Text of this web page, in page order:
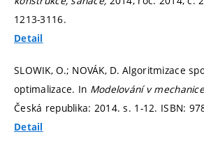
1213-3116.
Detail
SLOWIK, O.; NOVÁK, D. Algoritmizace
optimalizace. In Modelování v
Česká republika: 2014.s. 1-12. ISBN:
Detail